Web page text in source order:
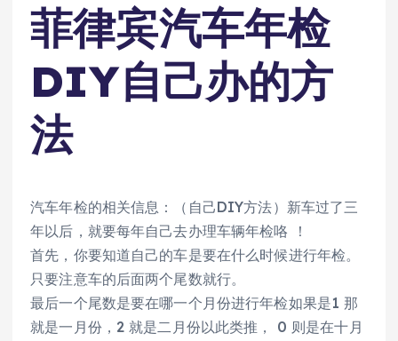
菲律宾汽车年检
DIY自己办的方
法
汽车年检的相关信息：（自己DIY方法）新车过了三
年以后，就要每年自己去办理车辆年检咯 ！
首先，你要知道自己的车是要在什么时候进行年检。
只要注意车的后面两个尾数就行。
最后一个尾数是要在哪一个月份进行年检如果是1 那
就是一月份，2 就是二月份以此类推， 0 则是在十月